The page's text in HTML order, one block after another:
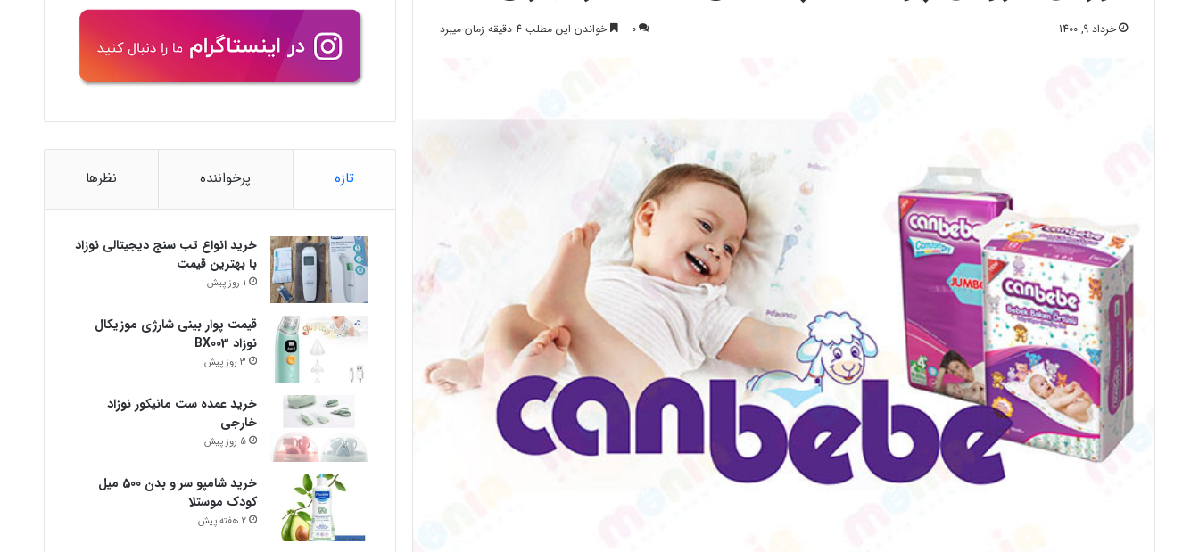
خرداد 9, 1400 0 خواندن این مطلب 4 دقیقه زمان میبرد
تازه پرخواننده نظرها
خرید انواع تب سنج دیجیتالی نوزاد
با بهترین قیمت
1 روز پیش
قیمت پوار بینی شارژی موزیکال
نوزاد BX003
3 روز پیش
خرید عمده ست مانیکور نوزاد
خارجی
5 روز پیش
خرید شامپو سر و بدن 500 میل
کودک موستلا
2 هفته پیش